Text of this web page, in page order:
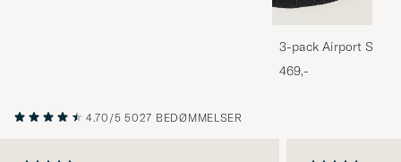
3-pack Airport
Melange
469,-
4.70/5 5027 BEDØMMELSER